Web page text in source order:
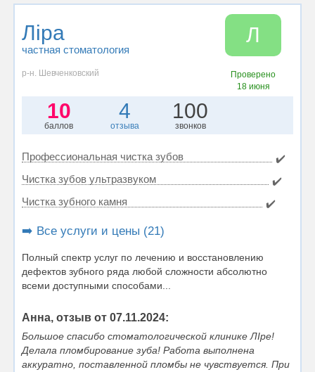
Ліра
частная стоматология
Л
р-н. Шевченковский
Проверено
18 июня
10
баллов
4
отзыва
100
звонков
Профессиональная чистка зубов
✔️
Чистка зубов ультразвуком
✔️
Чистка зубного камня
✔️
➡️ Все услуги и цены (21)
Полный спектр услуг по лечению и восстановлению
дефектов зубного ряда любой сложности абсолютно
всеми доступными способами...
Анна, отзыв от 07.11.2024:
Большое спасибо стоматологической клинике ЛIре!
Делала пломбирование зуба! Работа выполнена
аккуратно, поставленной пломбы не чувствуется. При